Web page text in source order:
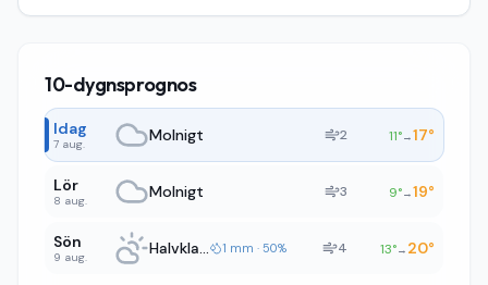
10-dygnsprognos
Idag
7 aug. Molnigt 2 11°→17°
Lör
8 aug. Molnigt 3 9°→19°
Sön
9 aug. Halvklart 1 mm · 50% 4 13°→ 20°